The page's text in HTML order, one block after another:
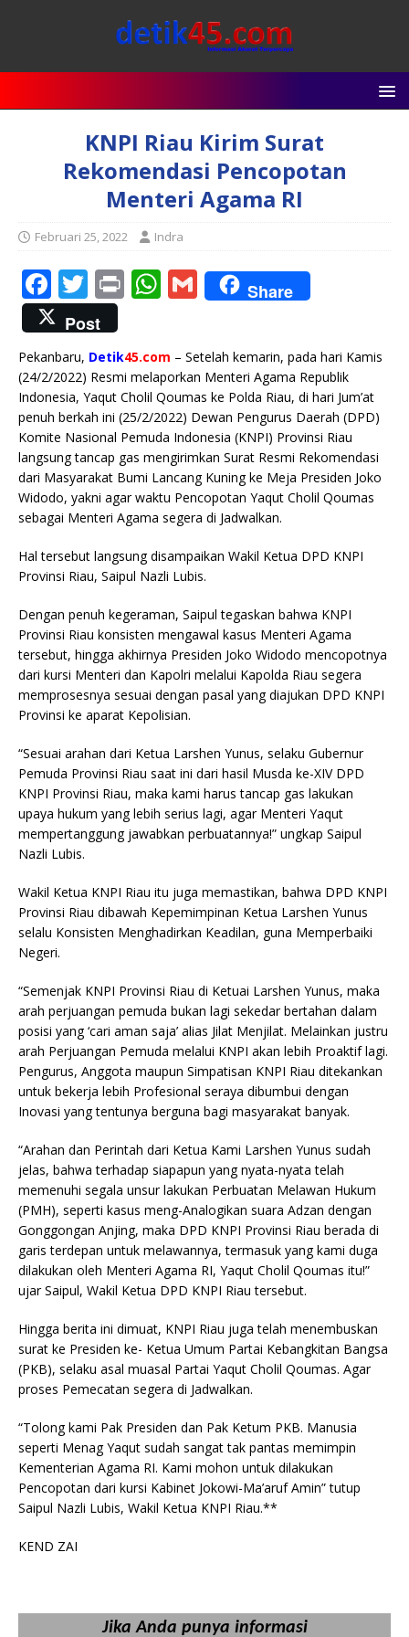
KNPI Riau Kirim Surat
Rekomendasi Pencopotan
Menteri Agama RI
Februari 25, 2022 Indra
F
a
c
e
b
o
o
k
T
w
it
te
r
P
n
t
W
at
s
A
p
p
G
m
ai
l
Share
Post
Pekanbaru, Detik45.com – Setelah kemarin, pada hari Kamis
(24/2/2022) Resmi melaporkan Menteri Agama Republik
Indonesia, Yaqut Cholil Qoumas ke Polda Riau, di hari Jum’at
penuh berkah ini (25/2/2022) Dewan Pengurus Daerah (DPD)
Komite Nasional Pemuda Indonesia (KNPI) Provinsi Riau
langsung tancap gas mengirimkan Surat Resmi Rekomendasi
dari Masyarakat Bumi Lancang Kuning ke Meja Presiden Joko
Widodo, yakni agar waktu Pencopotan Yaqut Cholil Qoumas
sebagai Menteri Agama segera di Jadwalkan.
Hal tersebut langsung disampaikan Wakil Ketua DPD KNPI
Provinsi Riau, Saipul Nazli Lubis.
Dengan penuh kegeraman, Saipul tegaskan bahwa KNPI
Provinsi Riau konsisten mengawal kasus Menteri Agama
tersebut, hingga akhirnya Presiden Joko Widodo mencopotnya
dari kursi Menteri dan Kapolri melalui Kapolda Riau segera
memprosesnya sesuai dengan pasal yang diajukan DPD KNPI
Provinsi ke aparat Kepolisian.
“Sesuai arahan dari Ketua Larshen Yunus, selaku Gubernur
Pemuda Provinsi Riau saat ini dari hasil Musda ke-XIV DPD
KNPI Provinsi Riau, maka kami harus tancap gas lakukan
upaya hukum yang lebih serius lagi, agar Menteri Yaqut
mempertanggung jawabkan perbuatannya!” ungkap Saipul
Nazli Lubis.
Wakil Ketua KNPI Riau itu juga memastikan, bahwa DPD KNPI
Provinsi Riau dibawah Kepemimpinan Ketua Larshen Yunus
selalu Konsisten Menghadirkan Keadilan, guna Memperbaiki
Negeri.
“Semenjak KNPI Provinsi Riau di Ketuai Larshen Yunus, maka
arah perjuangan pemuda bukan lagi sekedar bertahan dalam
posisi yang ‘cari aman saja’ alias Jilat Menjilat. Melainkan justru
arah Perjuangan Pemuda melalui KNPI akan lebih Proaktif lagi.
Pengurus, Anggota maupun Simpatisan KNPI Riau ditekankan
untuk bekerja lebih Profesional seraya dibumbui dengan
Inovasi yang tentunya berguna bagi masyarakat banyak.
“Arahan dan Perintah dari Ketua Kami Larshen Yunus sudah
jelas, bahwa terhadap siapapun yang nyata-nyata telah
memenuhi segala unsur lakukan Perbuatan Melawan Hukum
(PMH), seperti kasus meng-Analogikan suara Adzan dengan
Gonggongan Anjing, maka DPD KNPI Provinsi Riau berada di
garis terdepan untuk melawannya, termasuk yang kami duga
dilakukan oleh Menteri Agama RI, Yaqut Cholil Qoumas itu!”
ujar Saipul, Wakil Ketua DPD KNPI Riau tersebut.
Hingga berita ini dimuat, KNPI Riau juga telah menembuskan
surat ke Presiden ke- Ketua Umum Partai Kebangkitan Bangsa
(PKB), selaku asal muasal Partai Yaqut Cholil Qoumas. Agar
proses Pemecatan segera di Jadwalkan.
“Tolong kami Pak Presiden dan Pak Ketum PKB. Manusia
seperti Menag Yaqut sudah sangat tak pantas memimpin
Kementerian Agama RI. Kami mohon untuk dilakukan
Pencopotan dari kursi Kabinet Jokowi-Ma’aruf Amin” tutup
Saipul Nazli Lubis, Wakil Ketua KNPI Riau.**
KEND ZAI
Jika Anda punya informasi